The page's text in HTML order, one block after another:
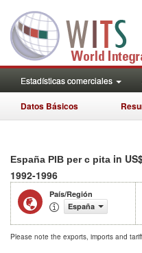
Estadísticas comerciales
Datos Básicos
España PIB per c pita in
1992-1996
País/Región
España
Please note the exports, imports and